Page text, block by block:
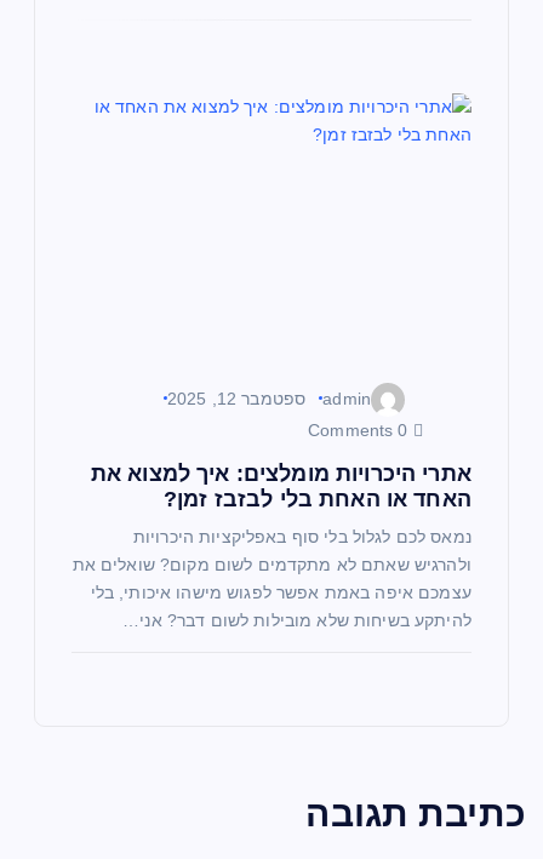
admin
ספטמבר 12, 2025
אתרי היכרויות מומלצים: איך למצוא את
האחד או האחת בלי לבזבז זמן?
נמאס לכם לגלול בלי סוף באפליקציות היכרויות
ולהרגיש שאתם לא מתקדמים לשום מקום? שואלים את
עצמכם איפה באמת אפשר לפגוש מישהו איכותי, בלי
להיתקע בשיחות שלא מובילות לשום דבר? אני…
כתיבת תגובה